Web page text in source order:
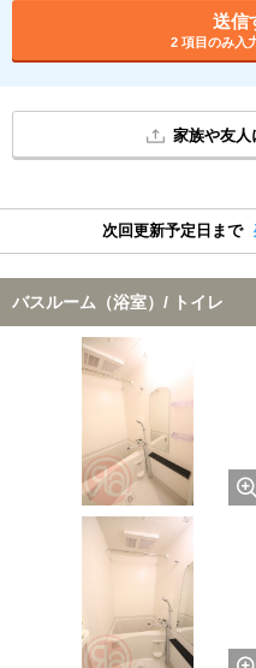
送信
2 項目のみ入
家族や友人
次回更新予定日まで
バスルーム（浴室）/ トイレ